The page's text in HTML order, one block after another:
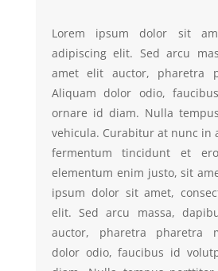
Lorem ipsum dolor sit
adipiscing elit. Sed arcu
amet elit auctor, pharetra
Aliquam dolor odio,
ornare id diam. Nulla
vehicula. Curabitur at nunc in
fermentum tincidunt et
elementum enim justo, sit
ipsum dolor sit amet,
elit. Sed arcu massa,
auctor, pharetra pharetra
dolor odio, faucibus id